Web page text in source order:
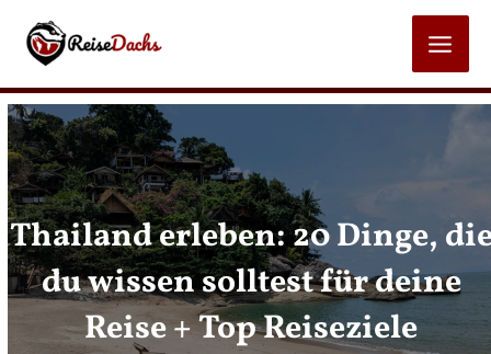
Inhalt
Thailand erleben: 20 Dinge,
du wissen solltest für deine
Reise + Top Reiseziele